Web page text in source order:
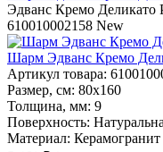
Эдванс Кремо Деликато
610010002158 New
Шарм Эдванс Кремо
Артикул товара:
Размер, см: 80x160
Толщина, мм: 9
Поверхность:
Материал: Керамогранит